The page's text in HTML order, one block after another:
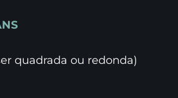
quadrada ou redonda)